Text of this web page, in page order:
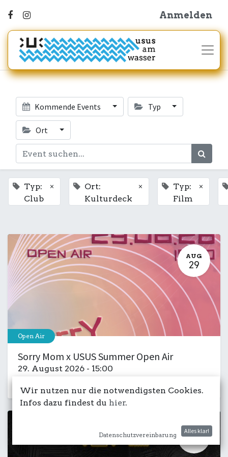
Anmelden
Kommende Events Typ
Ort
Typ:
Club
×
Ort:
Kulturdeck
×
Typ:
Film
×
AUG
29
Open Air
Sorry Mom x USUS Summer Open Air
29. August 2026 - 15:00
AUG
Wir nutzen nur die notwendigsten Cookies.
Infos dazu findest du hier.
Datenschutzvereinbarung
Alles klar!